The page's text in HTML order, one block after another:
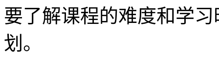
要了解课程的难度和学
划。